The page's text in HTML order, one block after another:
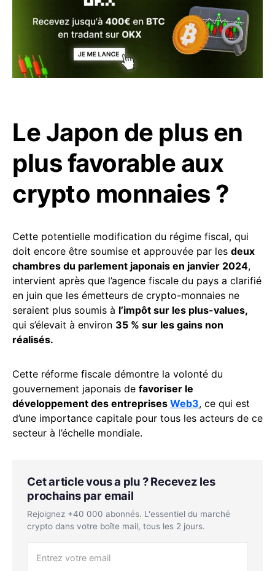
Le Japon de plus en
plus favorable aux
crypto monnaies ?
Cette potentielle modification du régime fiscal, qui
doit encore être soumise et approuvée par les deux
chambres du parlement japonais en janvier 2024,
intervient après que l’agence fiscale du pays a clarifié
en juin que les émetteurs de crypto-monnaies ne
seraient plus soumis à l’impôt sur les plus-values,
qui s’élevait à environ 35 % sur les gains non
réalisés.
Cette réforme fiscale démontre la volonté du
gouvernement japonais de favoriser le
développement des entreprises Web3, ce qui est
d’une importance capitale pour tous les acteurs de ce
secteur à l’échelle mondiale.
Cet article vous a plu ? Recevez les
prochains par email
Rejoignez +40 000 abonnés. L'essentiel du marché
crypto dans votre boîte mail, tous les 2 jours.